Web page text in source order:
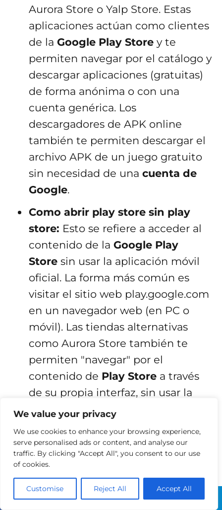
We value your privacy
We use cookies to enhance your browsing experience,
serve personalised ads or content, and analyse our
traffic. By clicking "Accept All", you consent to our use
of cookies.
Customise Reject All Accept All
Aurora Store o Yalp Store. Estas
aplicaciones actúan como clientes
de la Google Play Store y te
permiten navegar por el catálogo y
descargar aplicaciones (gratuitas)
de forma anónima o con una
cuenta genérica. Los
descargadores de APK online
también te permiten descargar el
archivo APK de un juego gratuito
sin necesidad de una cuenta de
Google.
Como abrir play store sin play
store: Esto se refiere a acceder al
contenido de la Google Play
Store sin usar la aplicación móvil
oficial. La forma más común es
visitar el sitio web play.google.com
en un navegador web (en PC o
móvil). Las tiendas alternativas
como Aurora Store también te
permiten "navegar" por el
contenido de Play Store a través
de su propia interfaz, sin usar la
app oficial deGoogle
6. Cómo Actualizar Play Store sin
Cuenta y Actualizar Apps Sin la
App Oficial 🔄
Actualizar la aplicación de laGoogle